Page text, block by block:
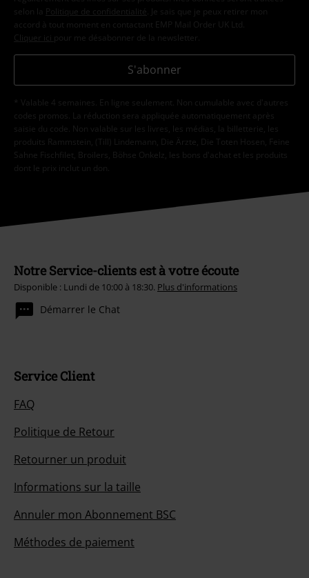
selon la
Politique de confidentialité . Je sais que je peux retirer mon
accord à tout moment en contactant EMP Mail Order UK Ltd.
Cliquer ici pour me désabonner de la newsletter.
S'abonner
* Valable 4 semaines. En ligne seulement. Non cumulable avec d'autres
codes promos. La réduction sera appliquée automatiquement après
saisie du code. Non valable sur les livres, les médias, la billetterie, les
produits Rammstein, (Till) Lindemann, Die Ärzte, Die Toten Hosen, Feine
Sahne Fischfilet, Broilers, Böhse Onkelz, les bons d'achat et les produits
dont le prix inclut un don.
Notre Service-clients est à votre écoute
Disponible : Lundi de 10:00 à 18:30. Plus d'informations
Démarrer le Chat
Service Client
FAQ
Politique de Retour
Retourner un produit
Informations sur la taille
Annuler mon Abonnement BSC
Méthodes de paiement